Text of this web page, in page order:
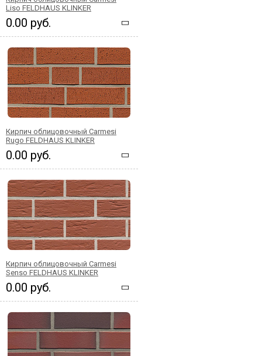
Liso FELDHAUS KLINKER
0.00 руб.
Кирпич облицовочный Carmesi
Rugo FELDHAUS KLINKER
0.00 руб.
Кирпич облицовочный Carmesi
Senso FELDHAUS KLINKER
0.00 руб.